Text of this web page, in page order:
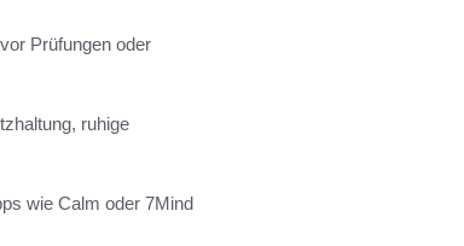
Prüfungen oder
ruhige
wie Calm oder 7Mind